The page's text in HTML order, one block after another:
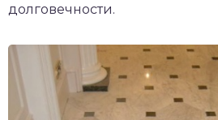
долговечности.